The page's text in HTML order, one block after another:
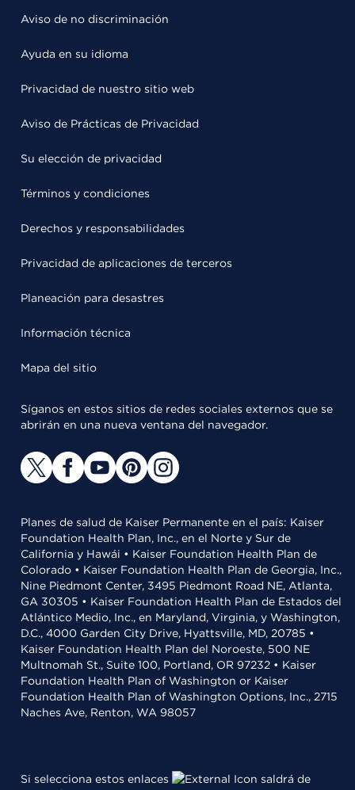
Aviso de no discriminación
Ayuda en su idioma
Privacidad de nuestro sitio web
Aviso de Prácticas de Privacidad
Su elección de privacidad
Términos y condiciones
Derechos y responsabilidades
Privacidad de aplicaciones de terceros
Planeación para desastres
Información técnica
Mapa del sitio
Síganos en estos sitios de redes sociales externos que se
abrirán en una nueva ventana del navegador.
Planes de salud de Kaiser Permanente en el país: Kaiser
Foundation Health Plan, Inc., en el Norte y Sur de
California y Hawái • Kaiser Foundation Health Plan de
Colorado • Kaiser Foundation Health Plan de Georgia, Inc.,
Nine Piedmont Center, 3495 Piedmont Road NE, Atlanta,
GA 30305 • Kaiser Foundation Health Plan de Estados del
Atlántico Medio, Inc., en Maryland, Virginia, y Washington,
D.C., 4000 Garden City Drive, Hyattsville, MD, 20785 •
Kaiser Foundation Health Plan del Noroeste, 500 NE
Multnomah St., Suite 100, Portland, OR 97232 • Kaiser
Foundation Health Plan of Washington or Kaiser
Foundation Health Plan of Washington Options, Inc., 2715
Naches Ave, Renton, WA 98057
Si selecciona estos enlaces
saldrá de